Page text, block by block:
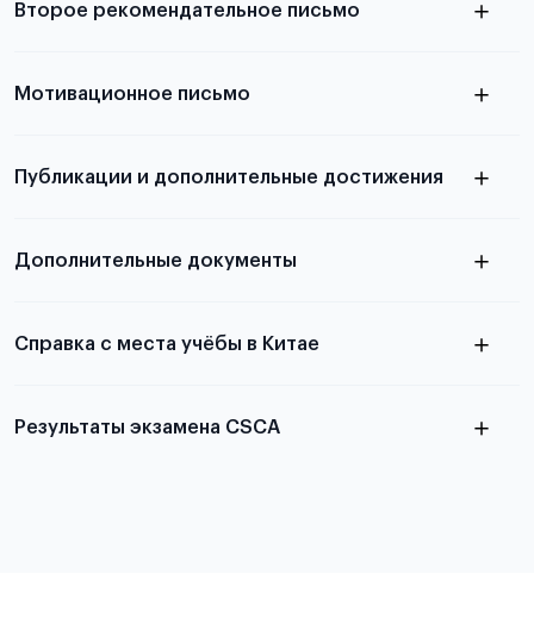
выезда
письма
Второе рекомендательное письмо
письма
Мотивационное письмо
статье
Публикации и дополнительные достижения
Дополнительные документы
Справка с места учёбы в Китае
Результаты экзамена CSCA